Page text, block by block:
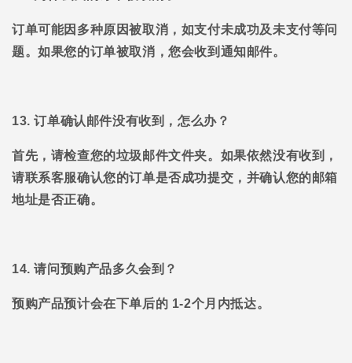
订单可能因多种原因被取消，如支付未成功及未支付等问
题。如果您的订单被取消，您会收到通知邮件。
13. 订单确认邮件没有收到，怎么办？
首先，请检查您的垃圾邮件文件夹。如果依然没有收到，
请联系客服确认您的订单是否成功提交，并确认您的邮箱
地址是否正确。
14. 请问预购产品多久会到？
预购产品预计会在下单后的 1-2个月内抵达。